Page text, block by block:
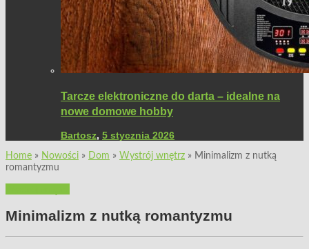
Tarcze elektroniczne do darta – idealne na
nowe domowe hobby
Bartosz, 5 stycznia 2026
Home » Nowości » Dom » Wystrój wnętrz » Minimalizm z nutką
romantyzmu
Minimalizm z nutką romantyzmu